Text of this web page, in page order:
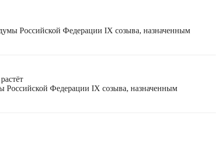
Российской Федерации IX созыва, назначенным
Российской Федерации IX созыва, назначенным